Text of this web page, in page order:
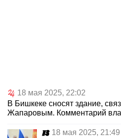
18 мая 2025, 22:02
В Бишкеке сносят здание,
Жапаровым. Комментарий
18 мая 2025, 21:49